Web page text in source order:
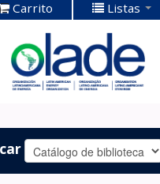
Carrito Listas